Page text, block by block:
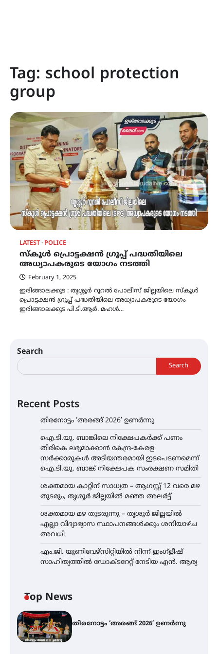
Tag: school protection
group
LATEST POLICE
സ്കൂൾ പ്രൊട്ടക്ഷൻ ഗ്രൂപ്പ് പദ്ധതിയിലെ
അധ്യാപകരുടെ യോഗം നടത്തി
February 1, 2025
ഇരിങ്ങാലക്കുട : തൃശ്ശൂർ റൂറൽ പോലീസ് ജില്ലയിലെ സ്കൂൾ
പ്രൊട്ടക്ഷൻ ഗ്രൂപ്പ് പദ്ധതിയിലെ അധ്യാപകരുടെ യോഗം
ഇരിങ്ങാലക്കുട പി.ടി.ആർ. മഹൾ…
Search
Search
Recent Posts
തിരനോട്ടം ‘അരങ്ങ് 2026’ ഉണർന്നു
ഐ.ടി.യു. ബാങ്കിലെ നിക്ഷേപകർക്ക് പണം
തിരികെ ലഭ്യമാക്കാൻ കേന്ദ്ര-കേരള
സർക്കാരുകൾ അടിയന്തരമായി ഇടപെടണമെന്ന്
ഐ.ടി.യു. ബാങ്ക് നിക്ഷേപക സംരക്ഷണ സമിതി
ശക്തമായ കാറ്റിന് സാധ്യത – ആഗസ്റ്റ് 12 വരെ മഴ
തുടരും, തൃശൂർ ജില്ലയിൽ മഞ്ഞ അലർട്ട്
ശക്തമായ മഴ തുടരുന്നു – തൃശൂർ ജില്ലയിൽ
എല്ലാ വിദ്യാഭ്യാസ സ്ഥാപനങ്ങൾക്കും ശനിയാഴ്ച
അവധി
എം.ജി. യൂണിവേഴ്‌സിറ്റിയിൽ നിന്ന് ഇംഗ്ളീഷ്
സാഹിത്യത്തിൽ ഡോക്ടറേറ്റ് നേടിയ എൻ. ആര്യ
Top News
തിരനോട്ടം ‘അരങ്ങ് 2026’ ഉണർന്നു